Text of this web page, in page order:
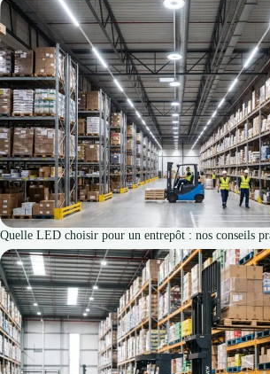
Quelle LED choisir pour un entrepôt : nos conseils